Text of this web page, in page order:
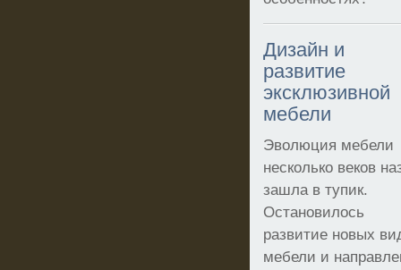
Дизайн и
развитие
эксклюзивной
мебели
Эволюция мебели
несколько веков
зашла в тупик.
Остановилось
развитие новых
мебели и